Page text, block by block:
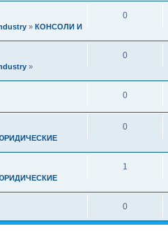
» КОНСОЛИ И
0
»
0
0
0
1
0